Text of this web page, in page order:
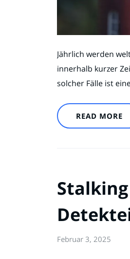
Jährlich werden
innerhalb kurzer
solcher Fälle ist
READ MORE
Februar 3, 2025